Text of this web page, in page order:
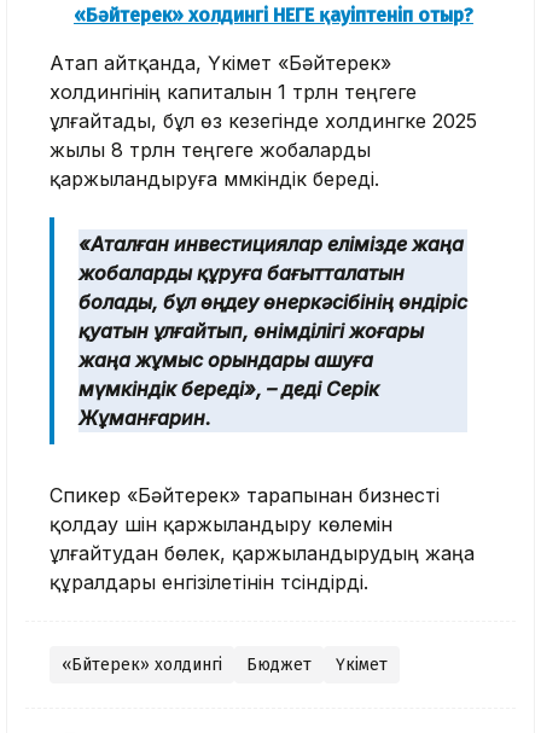
«Бәйтерек» холдингі НЕГЕ қауіптеніп отыр?
Атап айтқанда, Үкімет «Бәйтерек»
холдингінің капиталын 1 трлн теңгеге
ұлғайтады, бұл өз кезегінде холдингке 2025
жылы 8 трлн теңгеге жобаларды
қаржыландыруға мүмкіндік береді.
«Аталған инвестициялар елімізде жаңа
жобаларды құруға бағытталатын
болады, бұл өңдеу өнеркәсібінің өндіріс
қуатын ұлғайтып, өнімділігі жоғары
жаңа жұмыс орындары ашуға
мүмкіндік береді», –деді Серік
Жұманғарин.
Спикер «Бәйтерек» тарапынан бизнесті
қолдау үшін қаржыландыру көлемін
ұлғайтудан бөлек, қаржыландырудың жаңа
құралдары енгізілетінін түсіндірді.
«Бәйтерек» холдингі Бюджет Үкімет